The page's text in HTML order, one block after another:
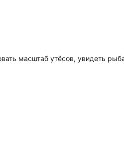
масштаб утёсов, увидеть